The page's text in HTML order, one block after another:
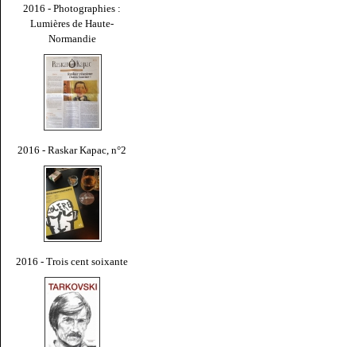
2016 - Photographies :
Lumières de Haute-
Normandie
2016 - Raskar Kapac, n°2
2016 - Trois cent soixante